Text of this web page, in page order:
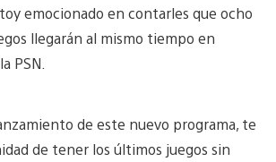
emocionado en contarles que ocho
llegarán al mismo tiempo en
PSN.
de este nuevo programa, te
de tener los últimos juegos sin